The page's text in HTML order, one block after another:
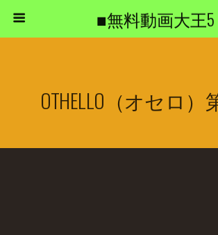
■無料動画大王5
OTHELLO（オセロ）